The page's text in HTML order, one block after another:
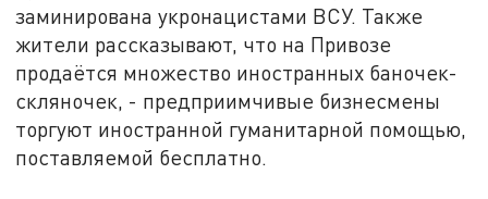
заминирована укронацистами ВСУ. Также
жители рассказывают, что на Привозе
продаётся множество иностранных баночек-
скляночек, - предприимчивые бизнесмены
торгуют иностранной гуманитарной помощью,
поставляемой бесплатно.